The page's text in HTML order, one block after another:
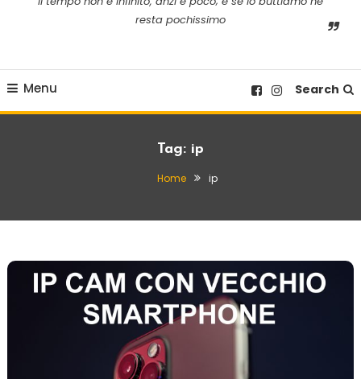
resta pochissimo
Menu Search
Tag: ip
Home ip